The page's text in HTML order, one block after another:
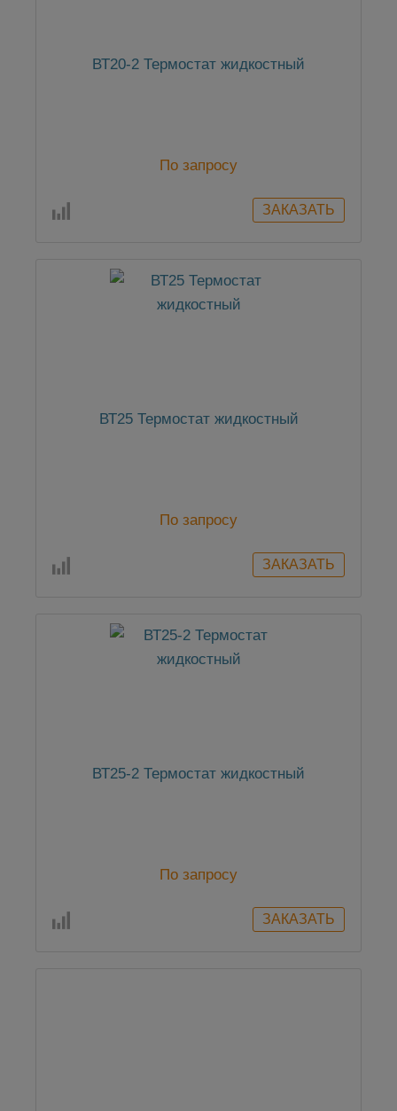
ВТ20-2 Термостат жидкостный
По запросу
ВТ25 Термостат жидкостный
По запросу
ВТ25-2 Термостат жидкостный
По запросу